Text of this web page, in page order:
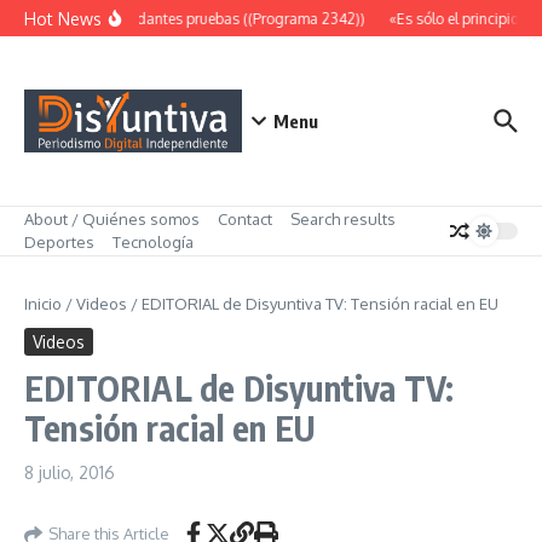
Saltar al contenido
Hot NewsAbundantes pruebas ((Programa 2342)) «Es sólo el principio»
Menu
About / Quiénes somos Contact
Search results
Deportes
Tecnología
Inicio /Videos / EDITORIAL de Disyuntiva TV: Tensión racial en EU
Videos
EDITORIAL de Disyuntiva TV:
Tensión racial en EU
8 julio, 2016
Share this Article